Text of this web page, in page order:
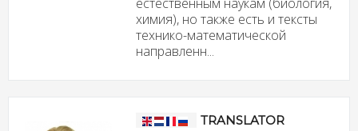
химия), но также есть и тексты
технико-математической
направленн...
TRANSLATOR